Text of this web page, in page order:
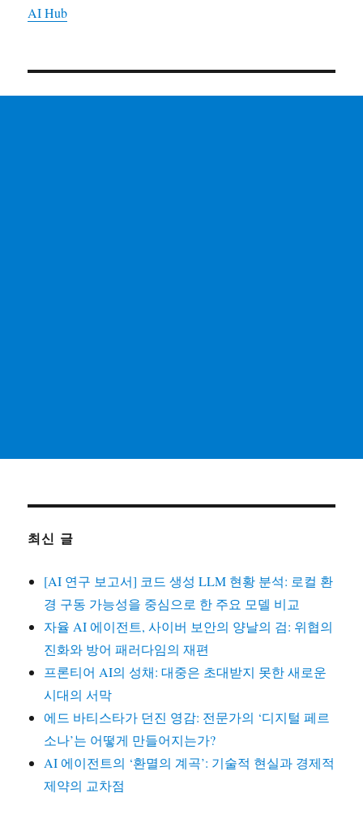
AI Hub
최신 글
[AI 연구 보고서] 코드 생성 LLM 현황 분석: 로컬 환
경 구동 가능성을 중심으로 한 주요 모델 비교
자율 AI 에이전트, 사이버 보안의 양날의 검: 위협의
진화와 방어 패러다임의 재편
프론티어 AI의 성채: 대중은 초대받지 못한 새로운
시대의 서막
에드 바티스타가 던진 영감: 전문가의 ‘디지털 페르
소나’는 어떻게 만들어지는가?
AI 에이전트의 ‘환멸의 계곡’: 기술적 현실과 경제적
제약의 교차점